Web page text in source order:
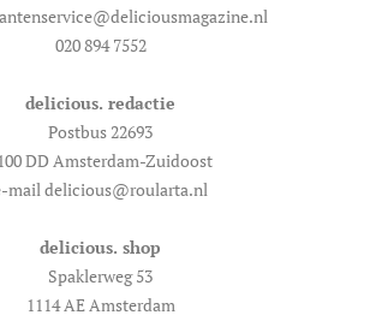
020 894 7552
delicious. redactie
Postbus 22693
DD Amsterdam-Zuidoost
mail delicious@roularta.nl
delicious. shop
Spaklerweg 53
1114 AE Amsterdam